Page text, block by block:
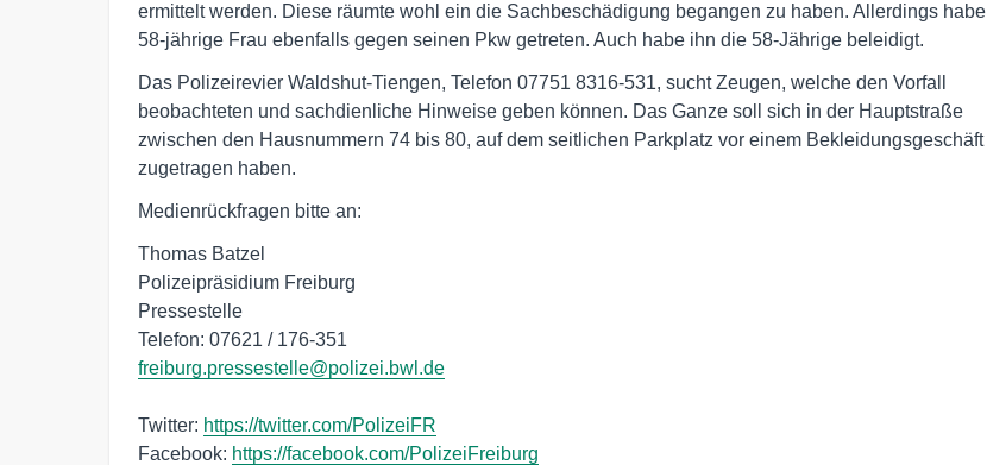
ermittelt werden. Diese räumte wohl ein die Sachbeschädigung begangen zu haben. Allerdings habe
58-jährige Frau ebenfalls gegen seinen Pkw getreten. Auch habe ihn die 58-Jährige beleidigt.
Das Polizeirevier Waldshut-Tiengen, Telefon 07751 8316-531, sucht Zeugen, welche den Vorfall
beobachteten und sachdienliche Hinweise geben können. Das Ganze soll sich in der Hauptstraße
zwischen den Hausnummern 74 bis 80, auf dem seitlichen Parkplatz vor einem Bekleidungsgeschäft
zugetragen haben.
Medienrückfragen bitte an:
Thomas Batzel
Polizeipräsidium Freiburg
Pressestelle
Telefon: 07621 / 176-351
freiburg.pressestelle@polizei.bwl.de
Twitter: https://twitter.com/PolizeiFR
Facebook: https://facebook.com/PolizeiFreiburg